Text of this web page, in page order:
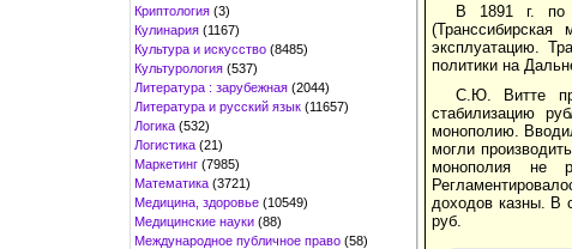
Криптология (3)
Кулинария (1167)
Культура и искусство (8485)
Культурология (537)
Литература : зарубежная (2044)
Литература и русский язык (11657)
Логика (532)
Логистика (21)
Маркетинг (7985)
Математика (3721)
Медицина, здоровье (10549)
Медицинские науки (88)
Международное публичное право (58)
В 1891 г. по
эксплуатацию.
политики на
С.Ю. Витте
стабилизацию
монополию.
могли
монополия не
доходов казны. В
руб.